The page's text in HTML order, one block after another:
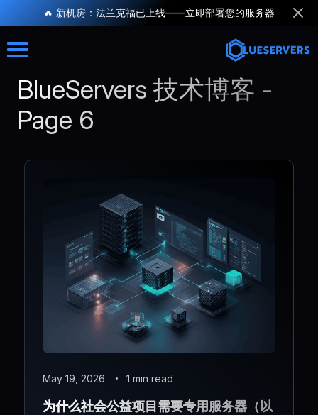
🔥 新机房：法兰克福已上线——立即部署您的服务器
BlueServers 技术博客 -
Page 6
May 19, 2026 1 min read
为什么社会公益项目需要专用服务器（以